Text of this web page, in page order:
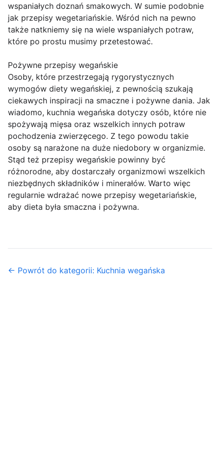
wspaniałych doznań smakowych. W sumie podobnie
jak przepisy wegetariańskie. Wśród nich na pewno
także natkniemy się na wiele wspaniałych potraw,
które po prostu musimy przetestować.
Pożywne przepisy wegańskie
Osoby, które przestrzegają rygorystycznych
wymogów diety wegańskiej, z pewnością szukają
ciekawych inspiracji na smaczne i pożywne dania. Jak
wiadomo, kuchnia wegańska dotyczy osób, które nie
spożywają mięsa oraz wszelkich innych potraw
pochodzenia zwierzęcego. Z tego powodu takie
osoby są narażone na duże niedobory w organizmie.
Stąd też przepisy wegańskie powinny być
różnorodne, aby dostarczały organizmowi wszelkich
niezbędnych składników i minerałów. Warto więc
regularnie wdrażać nowe przepisy wegetariańskie,
aby dieta była smaczna i pożywna.
← Powrót do kategorii: Kuchnia wegańska